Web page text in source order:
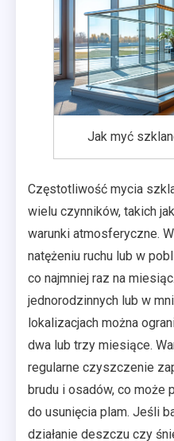
Jak myć
Częstotliwość mycia
wielu czynników, takich
warunki atmosferyczne.
natężeniu ruchu lub w
co najmniej raz na
jednorodzinnych lub w
lokalizacjach można
dwa lub trzy miesiące.
regularne czyszczenie
brudu i osadów, co może
do usunięcia plam. Jeśli
działanie deszczu czy